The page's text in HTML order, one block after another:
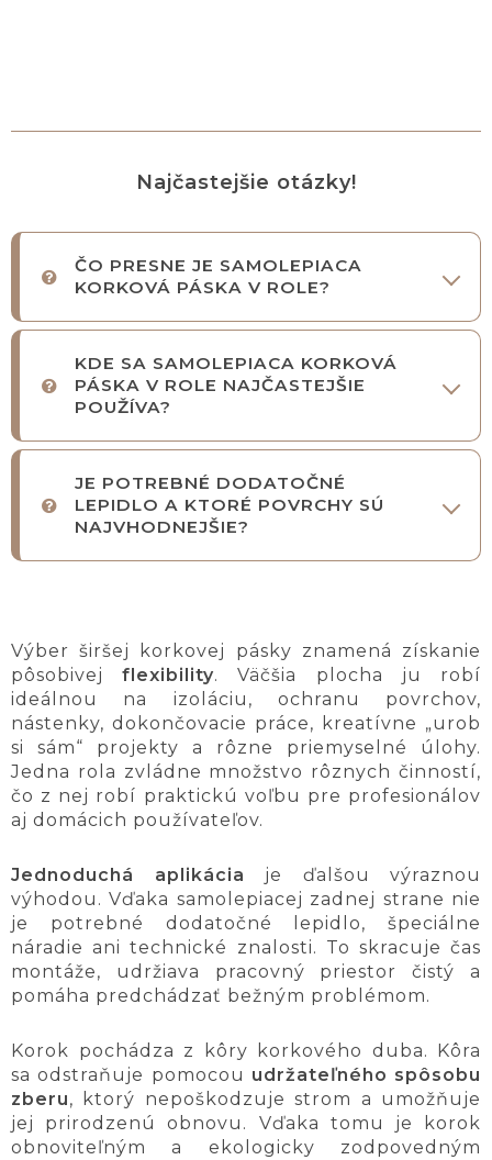
Najčastejšie otázky!
ČO PRESNE JE SAMOLEPIACA
KORKOVÁ PÁSKA V ROLE?
KDE SA SAMOLEPIACA KORKOVÁ
PÁSKA V ROLE NAJČASTEJŠIE
POUŽÍVA?
JE POTREBNÉ DODATOČNÉ
LEPIDLO A KTORÉ POVRCHY SÚ
NAJVHODNEJŠIE?
Výber širšej korkovej pásky znamená získanie
pôsobivejflexibility. Väčšia plocha ju robí
ideálnou na izoláciu, ochranu povrchov,
nástenky, dokončovacie práce, kreatívne „urob
si sám“ projekty a rôzne priemyselné úlohy.
Jedna rola zvládne množstvo rôznych činností,
čo z nej robí praktickú voľbu pre profesionálov
aj domácich používateľov.
Jednoduchá aplikácia je ďalšou výraznou
výhodou. Vďaka samolepiacej zadnej strane nie
je potrebné dodatočné lepidlo, špeciálne
náradie ani technické znalosti. To skracuje čas
montáže, udržiava pracovný priestor čistý a
pomáha predchádzať bežným problémom.
Korok pochádza z kôry korkového duba. Kôra
sa odstraňuje pomocou udržateľného spôsobu
zberu, ktorý nepoškodzuje strom a umožňuje
jej prirodzenú obnovu. Vďaka tomu je korok
obnoviteľným a ekologicky zodpovedným